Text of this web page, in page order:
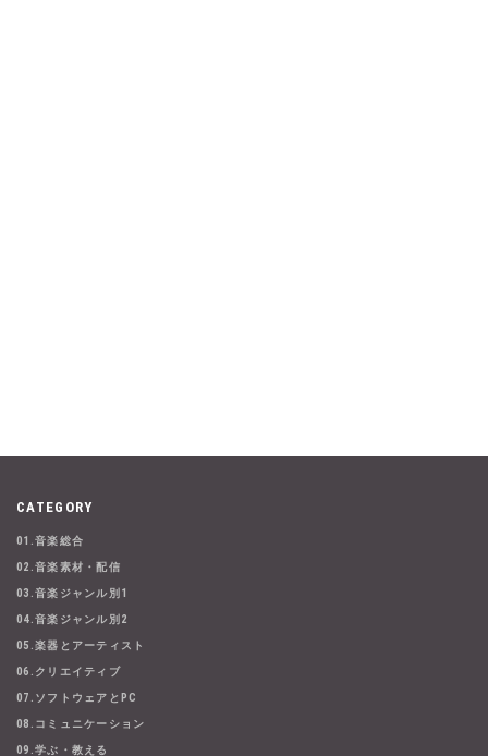
CATEGORY
01.音楽総合
02.音楽素材・配信
03.音楽ジャンル別1
04.音楽ジャンル別2
05.楽器とアーティスト
06.クリエイティブ
07.ソフトウェアとPC
08.コミュニケーション
09.学ぶ・教える